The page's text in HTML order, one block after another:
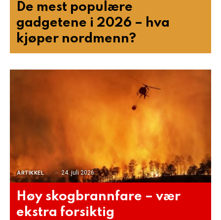
De mest populære
gadgetene i 2026 – hva
kjøper nordmenn?
ARTIKKEL 24. juli 2026
Høy skogbrannfare – vær
ekstra forsiktig